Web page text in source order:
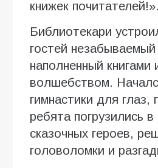
книжек почитателей!».
Библиотекари
гостей незабываемый
наполненный книгами
волшебством.
гимнастики для глаз,
ребята погрузились
сказочных героев,
головоломки и